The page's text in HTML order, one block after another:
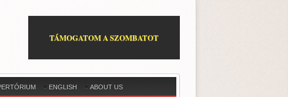
TÁMOGATOM A SZOMBATOT
ENGLISH ABOUT US